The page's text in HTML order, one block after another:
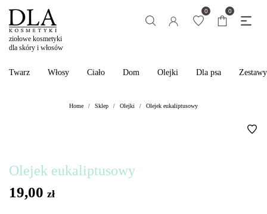
ziołowe kosmetyki
dla skóry i włosów
0 0
Twarz Włosy Ciało Dom Olejki Dla psa Zestawy
Home / Sklep / Olejki / Olejek eukaliptusowy
Olejek eukaliptusowy
19,00 zł